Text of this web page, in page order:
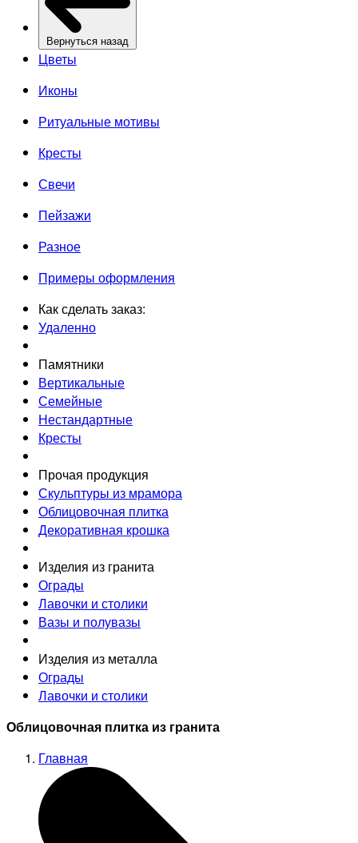
Вернуться назад
Цветы
Иконы
Ритуальные мотивы
Кресты
Свечи
Пейзажи
Разное
Примеры оформления
Как сделать заказ:
Удаленно
Памятники
Вертикальные
Семейные
Нестандартные
Кресты
Прочая продукция
Скульптуры из мрамора
Облицовочная плитка
Декоративная крошка
Изделия из гранита
Ограды
Лавочки и столики
Вазы и полувазы
Изделия из металла
Ограды
Лавочки и столики
Облицовочная плитка из гранита
Главная